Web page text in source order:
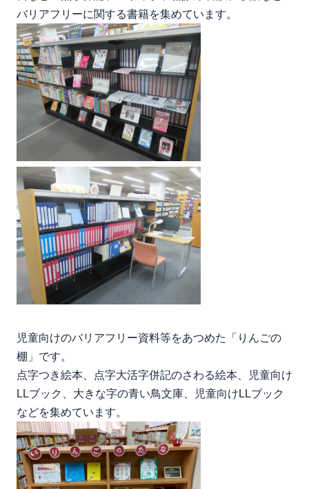
バリアフリーに関する書籍を集めています。
児童向けのバリアフリー資料等をあつめた「りんごの
棚」です。
点字つき絵本、点字大活字併記のさわる絵本、児童向け
LLブック、大きな字の青い鳥文庫、児童向けLLブック
などを集めています。